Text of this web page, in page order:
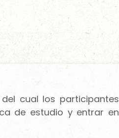
cual los participantes
de estudio y entrar en